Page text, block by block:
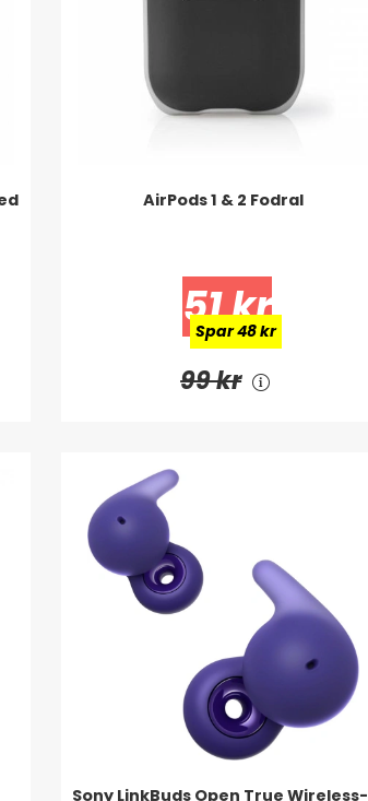
AirPods 1 & 2 Fodral
51 kr
Spar 48 kr
99 kr
Sony LinkBuds Open True Wireless-